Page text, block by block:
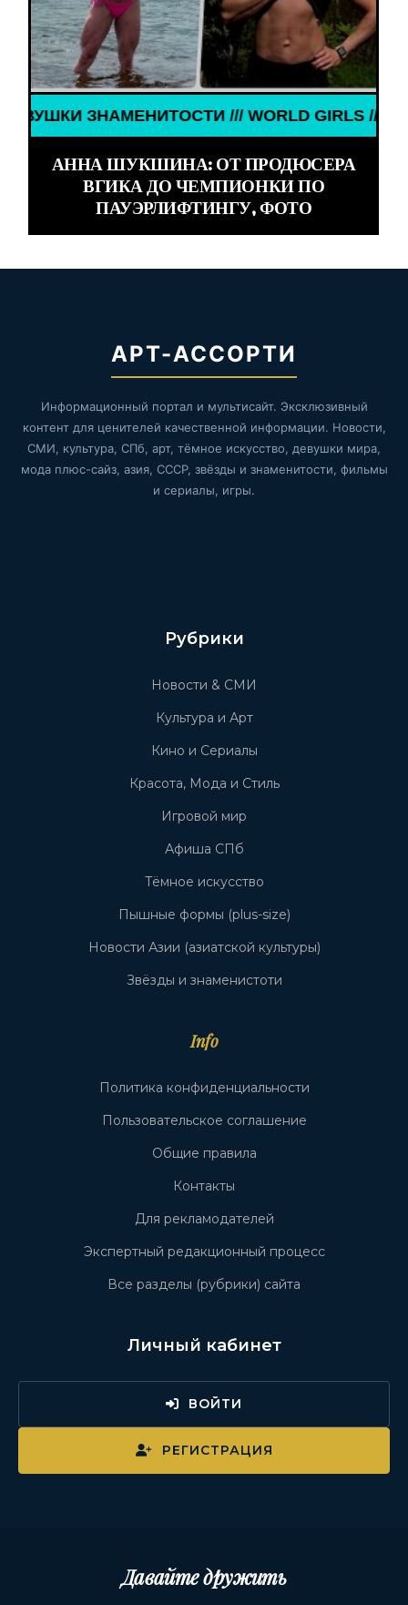
/// WORLD GIRLS /// ДЕВУШКИ
АННА ШУКШИНА: ОТ ПРОДЮСЕРА
ВГИКА ДО ЧЕМПИОНКИ ПО
ПАУЭРЛИФТИНГУ, ФОТО
АРТ-АССОРТИ
Информационный портал и мультисайт. Эксклюзивный
контент для ценителей качественной информации. Новости,
СМИ, культура, СПб, арт, тёмное искусство, девушки мира,
мода плюс-сайз, азия, СССР, звёзды и знаменитости, фильмы
и сериалы, игры.
Рубрики
Новости & СМИ
Культура и Арт
Кино и Сериалы
Красота, Мода и Стиль
Игровой мир
Афиша СПб
Тёмное искусство
Пышные формы (plus-size)
Новости Азии (азиатской культуры)
Звёзды и знаменистоти
Info
Политика конфиденциальности
Пользовательское соглашение
Общие правила
Контакты
Для рекламодателей
Экспертный редакционный процесс
Все разделы (рубрики) сайта
Личный кабинет
ВОЙТИ
РЕГИСТРАЦИЯ
Давайте дружить